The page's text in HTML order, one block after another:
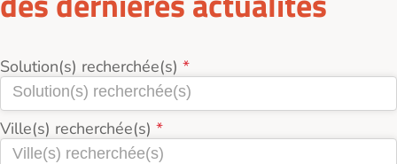
Solution(s) recherchée(s)
Ville(s) recherchée(s)